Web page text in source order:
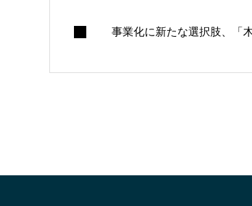
事業化に新たな選択肢、「